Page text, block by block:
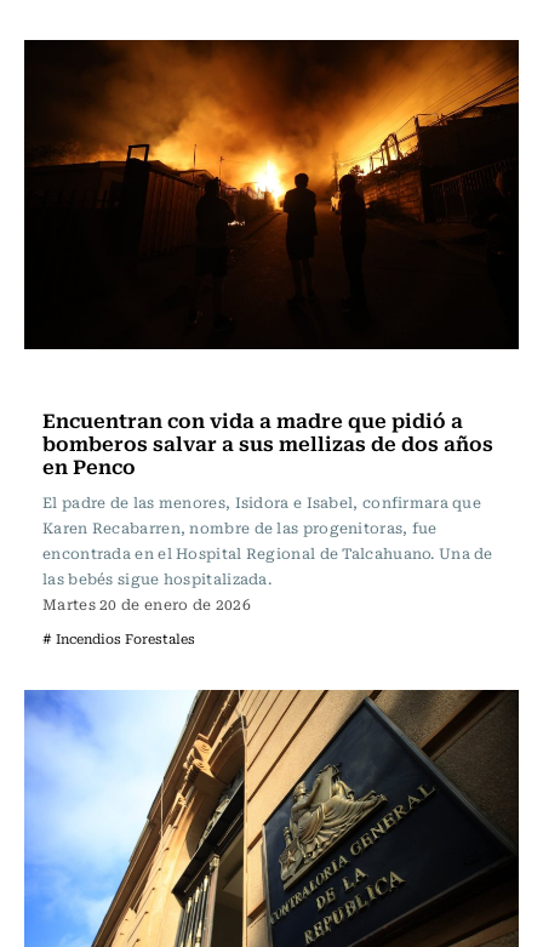
Encuentran con vida a madre que pidió a
bomberos salvar a sus mellizas de dos años
en Penco
El padre de las menores, Isidora e Isabel, confirmara que
Karen Recabarren, nombre de las progenitoras, fue
encontrada en el Hospital Regional de Talcahuano. Una de
las bebés sigue hospitalizada.
Martes 20 de enero de 2026
# Incendios Forestales